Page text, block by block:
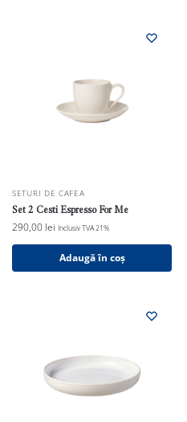
SETURI DE CAFEA
Set 2 Cesti Espresso For Me
290,00 lei Inclusiv TVA 21%
Adaugă în coș